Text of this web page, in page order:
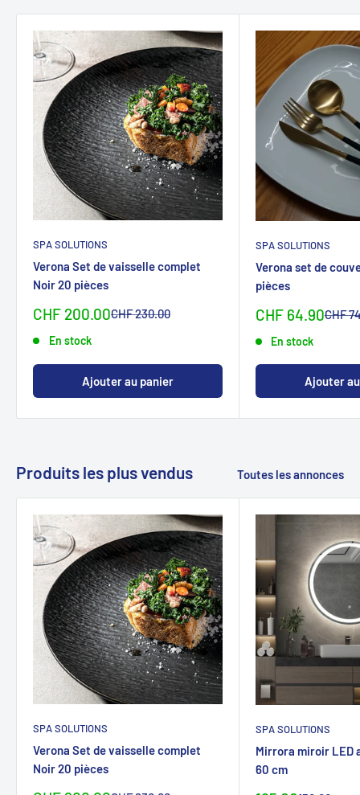
SPA SOLUTIONS
Verona Set de vaisselle complet
Noir 20 pièces
Sonderpreis
CHF 200.00Normalpreis
CHF 230.00
En stock
Ajouter au panier
SPA SOLUTIONS
Verona set de
pièces
Sonderpreis
CHF 64.90CHF
En stock
Ajouter
Produits les plus vendus Toutes les annonces
SPA SOLUTIONS
Verona Set de vaisselle complet
Noir 20 pièces
SPA SOLUTIONS
Mirrora miroir LED
60 cm